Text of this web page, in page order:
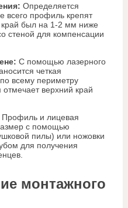
Определяется
всего профиль крепят
край был на 1-2 мм ниже
стеной для компенсации
С помощью лазерного
четкая
всему периметру
верхний край
Профиль и лицевая
с помощью
пилы) или ножовки
для получения
монтажного